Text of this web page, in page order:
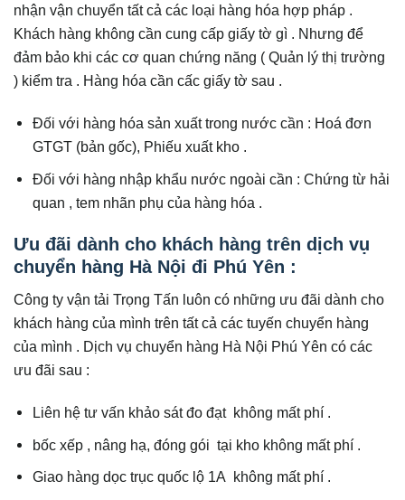
nhận vận chuyển tất cả các loại hàng hóa hợp pháp .
Khách hàng không cần cung cấp giấy tờ gì . Nhưng để
đảm bảo khi các cơ quan chứng năng ( Quản lý thị trường
) kiểm tra . Hàng hóa cần cấc giấy tờ sau .
Đối với hàng hóa sản xuất trong nước cần : Hoá đơn
GTGT (bản gốc), Phiếu xuất kho .
Đối với hàng nhập khẩu nước ngoài cần : Chứng từ hải
quan , tem nhãn phụ của hàng hóa .
Ưu đãi dành cho khách hàng trên dịch vụ
chuyển hàng Hà Nội đi Phú Yên :
Công ty vận tải Trọng Tấn luôn có những ưu đãi dành cho
khách hàng của mình trên tất cả các tuyến chuyển hàng
của mình . Dịch vụ chuyển hàng Hà Nội Phú Yên có các
ưu đãi sau :
Liên hệ tư vấn khảo sát đo đạt không mất phí .
bốc xếp , nâng hạ, đóng gói tại kho không mất phí .
Giao hàng dọc trục quốc lộ 1A không mất phí .